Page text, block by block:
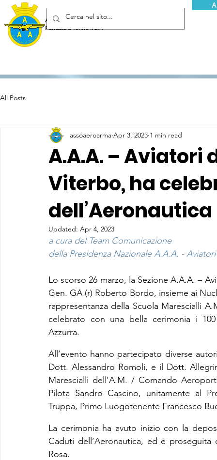
Associazione Arma Aeronautica - Aviatori d'Italia ETS
Fondata a Torino il 29 febbraio 1952
All Posts
A.A.A. – Aviatori
Viterbo, ha
assoaeroarma Apr 3, 2023 1 min read
Updated: Apr 4, 2023
a cura del Team Comunicazione
della Presidenza Nazionale A.A.A. - Aviatori
Lo scorso 26 marzo, la Sezione A.A.A. –
Gen. GA (r) Roberto Bordo, insieme ai
rappresentanza della Scuola Marescialli
celebrato con una bella cerimonia i
Azzurra.
All’evento hanno partecipato diverse
Dott. Alessandro Romoli, e il Dott.
Marescialli dell’A.M. / Comando
Pilota Sandro Cascino, unitamente al
Truppa, Primo Luogotenente Francesco
La cerimonia ha avuto inizio con la
Caduti dell’Aeronautica, ed è
Rosa.